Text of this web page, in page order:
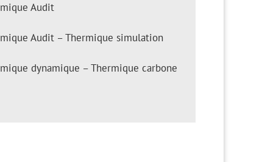
Audit
Audit – Thermique simulation
dynamique – Thermique carbone